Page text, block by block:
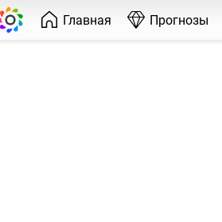
Главная Прогнозы